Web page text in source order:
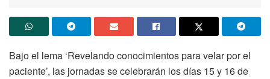
Bajo el lema ‘Revelando conocimientos para velar por el
paciente’, las jornadas se celebrarán los días 15 y 16 de